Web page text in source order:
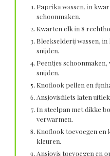
Paprika wassen, in
schoonmaken.
Kwarten elk in 8
Bleekselderij wassen,
snijden.
Peentjes schoonmaken,
snijden.
Knoflook pellen en
Ansjovisfilets laten
In steelpan met dikke
verwarmen.
Knoflook toevoegen en
kleuren.
Ansjovis toevoegen en